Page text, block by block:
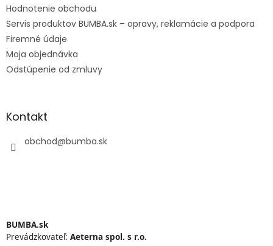
Hodnotenie obchodu
Servis produktov BUMBA.sk – opravy, reklamácie a podpora
Firemné údaje
Moja objednávka
Odstúpenie od zmluvy
Kontakt
obchod@bumba.sk
BUMBA.sk
Prevádzkovateľ: Aeterna spol. s r.o.